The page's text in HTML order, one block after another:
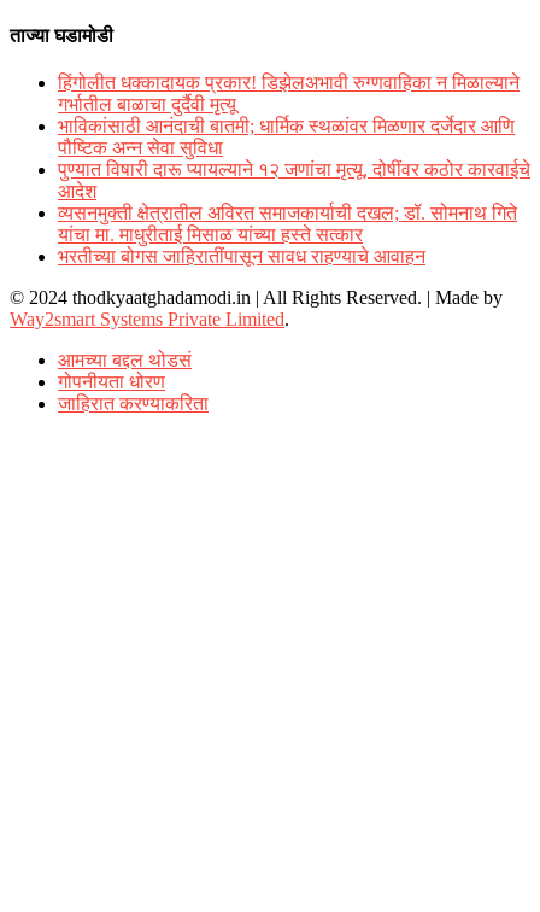
ताज्या घडामोडी
हिंगोलीत धक्कादायक प्रकार! डिझेलअभावी रुग्णवाहिका न मिळाल्याने
गर्भातील बाळाचा दुर्दैवी मृत्यू
भाविकांसाठी आनंदाची बातमी; धार्मिक स्थळांवर मिळणार दर्जेदार आणि
पौष्टिक अन्न सेवा सुविधा
पुण्यात विषारी दारू प्यायल्याने १२ जणांचा मृत्यू, दोषींवर कठोर कारवाईचे
आदेश
व्यसनमुक्ती क्षेत्रातील अविरत समाजकार्याची दखल; डॉ. सोमनाथ गिते
यांचा मा. माधुरीताई मिसाळ यांच्या हस्ते सत्कार
भरतीच्या बोगस जाहिरातींपासून सावध राहण्याचे आवाहन
© 2024 thodkyaatghadamodi.in | All Rights Reserved. | Made by
Way2smart Systems Private Limited.
आमच्या बद्दल थोडसं
गोपनीयता धोरण
जाहिरात करण्याकरिता